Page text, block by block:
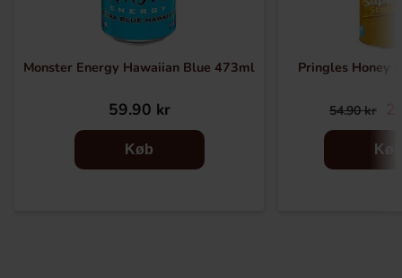
Monster Energy Hawaiian Blue 473ml
59.90 kr
Køb
Pringles Honey
54.90 kr
Køb